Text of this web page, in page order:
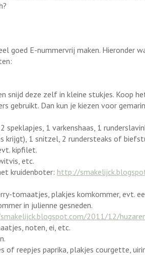
goed E-nummervrij maken. Hieronder
snijd deze zelf in kleine stukjes. Koop
gebruikt. Dan kun je kiezen voor
speklapjes, 1 varkenshaas, 1
1 snitzel, 2 rundersteaks of
kipfilet.
etc.
kruidenboter: http://
tomaatjes, plakjes komkommer, evt.
in julienne gesneden.
2011/12/
noten, ei, etc.
of reepjes paprika, plakjes courgette,